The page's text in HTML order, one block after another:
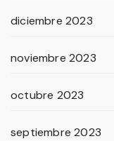
diciembre 2023
noviembre 2023
octubre 2023
septiembre 2023